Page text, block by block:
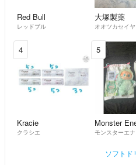
ピーチ２箱とファイトプラスを２
購入は6/15になりますが、よろし
トーマ
トーマ様
ありがとうございます！
ファイトプラスは1つ4900円になり
める(3/28から値上げ)- 約2ヶ
あと、ニュートリファイトプラス
Red Bull
レッドブル
大塚製薬
オオツカセイヤ
4
Kracie
クラシエ
5
Monster
モンスターエ
ソフトド